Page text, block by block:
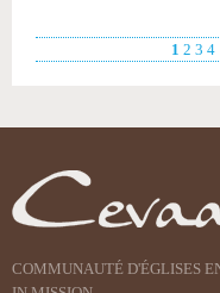
1 2 3 4
COMMUNAUTÉ D'ÉGLISES